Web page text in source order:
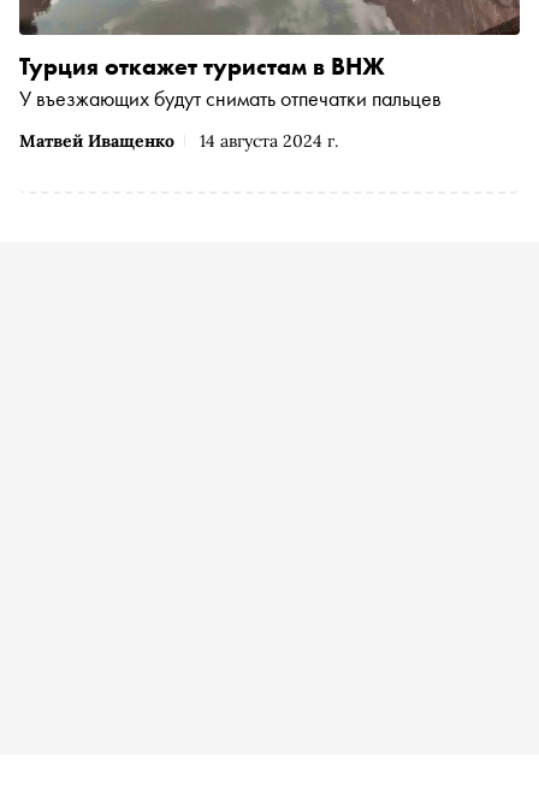
Матвей Иващенко 14 августа 2024 г.
Турция откажет туристам в ВНЖ
У въезжающих будут снимать отпечатки пальцев